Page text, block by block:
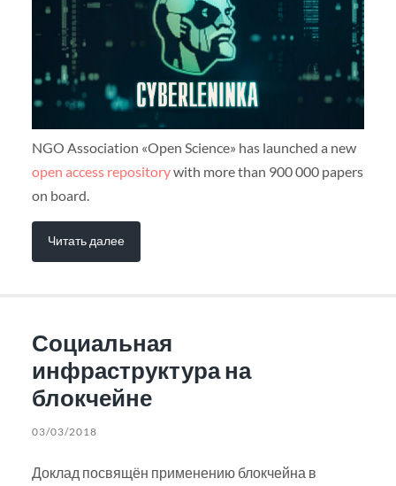
NGO Association «Open Science» has launched a new
open access repositorywith more than 900 000 papers
on board.
Читать далее
Социальная
инфраструктура на
блокчейне
03/03/2018
Доклад посвящён применению блокчейна в